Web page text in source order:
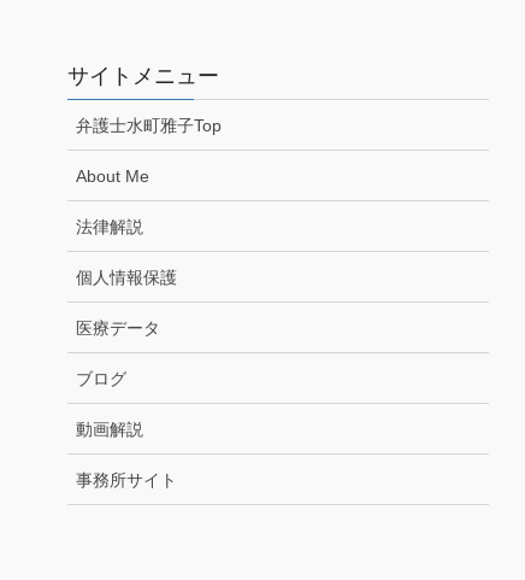
サイトメニュー
弁護士水町雅子Top
About Me
法律解説
個人情報保護
医療データ
ブログ
動画解説
事務所サイト